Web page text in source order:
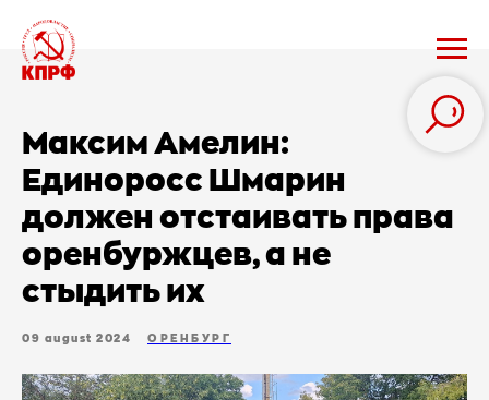
Максим Амелин:
Единоросс Шмарин
должен отстаивать права
оренбуржцев, а не
стыдить их
09 august 2024 ОРЕНБУРГ